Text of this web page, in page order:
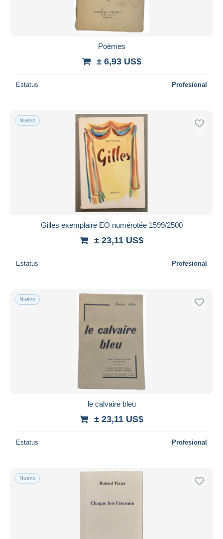
Poèmes
± 6,93 US$
Estatus Profesional
Nuevo
Gilles exemplaire EO numérotée 1599/2500
± 23,11 US$
Estatus Profesional
Nuevo
le calvaire bleu
± 23,11 US$
Estatus Profesional
Nuevo